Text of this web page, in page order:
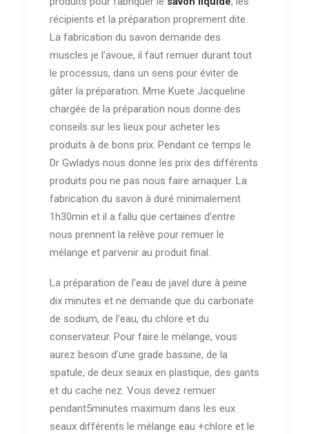
récipients et la préparation proprement dite.
La fabrication du savon demande des
muscles je l’avoue, il faut remuer durant tout
le processus, dans un sens pour éviter de
gâter la préparation. Mme Kuete Jacqueline
chargée de la préparation nous donne des
conseils sur les lieux pour acheter les
produits à de bons prix. Pendant ce temps le
Dr Gwladys nous donne les prix des différents
produits pou ne pas nous faire arnaquer. La
fabrication du savon à duré minimalement
1h30min et il a fallu que certaines d’entre
nous prennent la relève pour remuer le
mélange et parvenir au produit final.
La préparation de l'eau de javel dure à peine
dix minutes et ne demande que du carbonate
de sodium, de l’eau, du chlore et du
conservateur. Pour faire le mélange, vous
aurez besoin d’une grade bassine, de la
spatule, de deux seaux en plastique, des gants
et du cache nez. Vous devez remuer
pendant5minutes maximum dans les eux
seaux différents le mélange eau +chlore et le